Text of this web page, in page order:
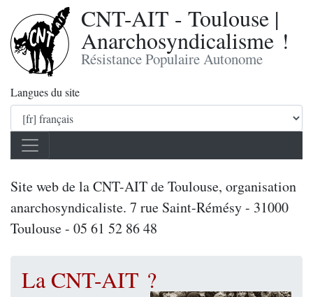
CNT-AIT - Toulouse |
Anarchosyndicalisme !
Résistance Populaire Autonome
Langues du site
Site web de la CNT-AIT de Toulouse, organisation
anarchosyndicaliste. 7 rue Saint-Rémésy - 31000
Toulouse - 05 61 52 86 48
La CNT-AIT ?